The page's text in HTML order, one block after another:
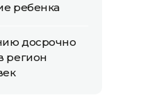
ребенка
досрочно
регион